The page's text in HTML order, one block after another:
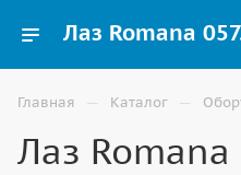
Лаз
Главная — Каталог —
Лаз Romana